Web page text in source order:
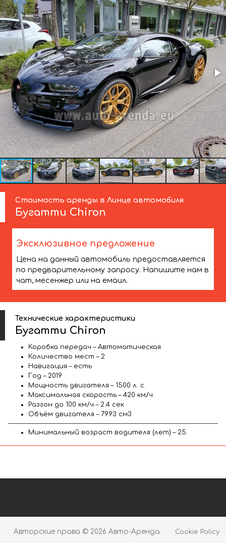
Стоимость аренды в Линце автомобиля
Бугатти Chiron
Эксклюзивное предложение
Цена на данный автомобиль предоставляется
по предварительному запросу. Напишите нам в
чат, месенжер или на емаил.
Технические характеристики
Бугатти Chiron
Коробка передач – Автоматическая
Количество мест – 2
Навигация – есть
Год – 2019
Мощность двигателя – 1500 л. с.
Максимальная скорость – 420 км/ч
Разгон до 100 км/ч – 2.4 сек
Объём двигателя – 7993 см3
Минимальный возраст водителя (лет) – 25
Авторские права © 2026 Авто-Аренда Cookie Policy